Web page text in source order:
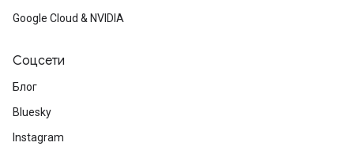
Google Cloud & NVIDIA
Соцсети
Блог
Bluesky
Instagram